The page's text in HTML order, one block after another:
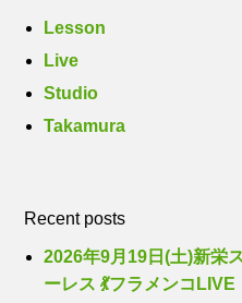
Lesson
Live
Studio
Takamura
Recent posts
2026年9月19日(土)新栄
ーレス 💃フラメンコLIVE